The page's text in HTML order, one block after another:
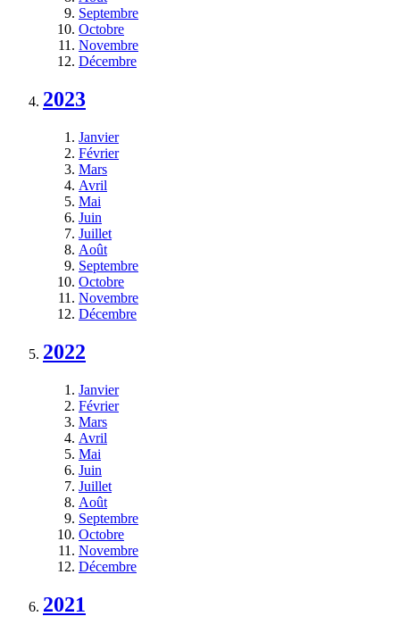
Septembre
Octobre
Novembre
Décembre
2023
Janvier
Février
Mars
Avril
Mai
Juin
Juillet
Août
Septembre
Octobre
Novembre
Décembre
2022
Janvier
Février
Mars
Avril
Mai
Juin
Juillet
Août
Septembre
Octobre
Novembre
Décembre
2021